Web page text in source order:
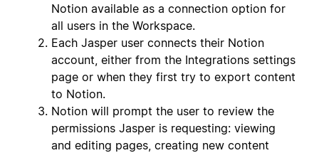
Notion available as a connection option for
all users in the Workspace.
Each Jasper user connects their Notion
account, either from the Integrations settings
page or when they first try to export content
to Notion.
Notion will prompt the user to review the
permissions Jasper is requesting: viewing
and editing pages, creating new content